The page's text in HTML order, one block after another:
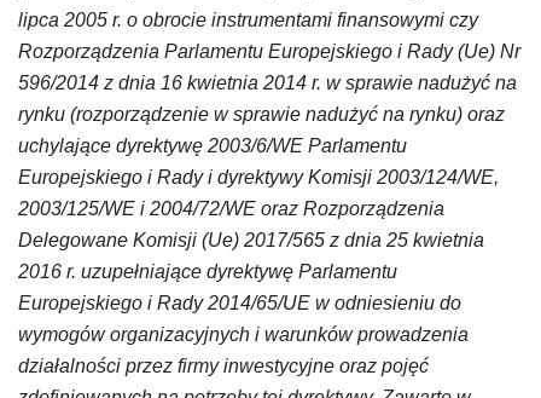
lipca 2005 r. o obrocie instrumentami finansowymi czy
Rozporządzenia Parlamentu Europejskiego i Rady (Ue) Nr
596/2014 z dnia 16 kwietnia 2014 r. w sprawie nadużyć na
rynku (rozporządzenie w sprawie nadużyć na rynku) oraz
uchylające dyrektywę 2003/6/WE Parlamentu
Europejskiego i Rady i dyrektywy Komisji 2003/124/WE,
2003/125/WE i 2004/72/WE oraz Rozporządzenia
Delegowane Komisji (Ue) 2017/565 z dnia 25 kwietnia
2016 r. uzupełniające dyrektywę Parlamentu
Europejskiego i Rady 2014/65/UE w odniesieniu do
wymogów organizacyjnych i warunków prowadzenia
działalności przez firmy inwestycyjne oraz pojęć